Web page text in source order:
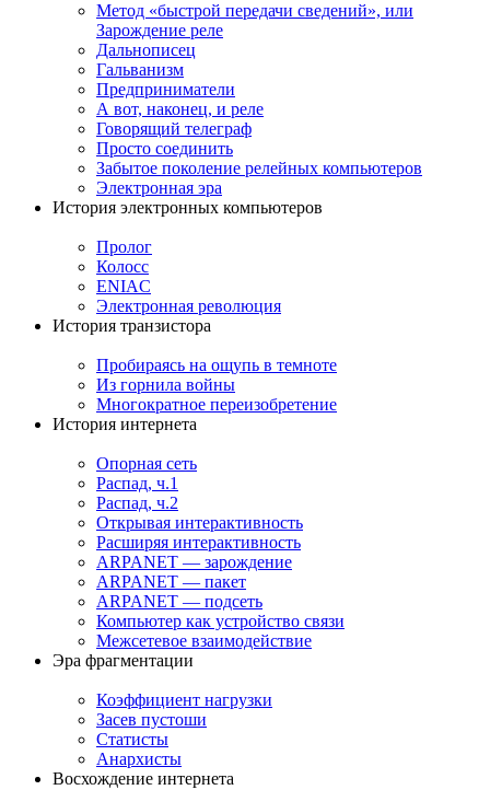
Метод «быстрой передачи сведений», или
Зарождение реле
Дальнописец
Гальванизм
Предприниматели
А вот, наконец, и реле
Говорящий телеграф
Просто соединить
Забытое поколение релейных компьютеров
Электронная эра
История электронных компьютеров
Пролог
Колосс
ENIAC
Электронная революция
История транзистора
Пробираясь на ощупь в темноте
Из горнила войны
Многократное переизобретение
История интернета
Опорная сеть
Распад, ч.1
Распад, ч.2
Открывая интерактивность
Расширяя интерактивность
ARPANET — зарождение
ARPANET — пакет
ARPANET — подсеть
Компьютер как устройство связи
Межсетевое взаимодействие
Эра фрагментации
Коэффициент нагрузки
Засев пустоши
Статисты
Анархисты
Восхождение интернета